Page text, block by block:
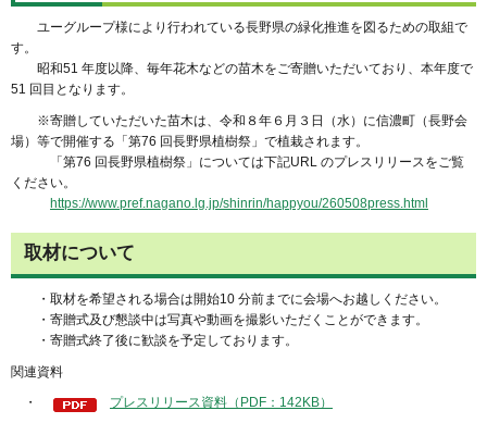
ユーグループ様により行われている長野県の緑化推進を図るための取組で
す。
昭和51 年度以降、毎年花木などの苗木をご寄贈いただいており、本年度で
51 回目となります。
※寄贈していただいた苗木は、令和８年６月３日（水）に信濃町（長野会
場）等で開催する「第76 回長野県植樹祭」で植栽されます。
「第76 回長野県植樹祭」については下記URL のプレスリリースをご覧
ください。
https://www.pref.nagano.lg.jp/shinrin/happyou/260508press.html
取材について
・取材を希望される場合は開始10 分前までに会場へお越しください。
・寄贈式及び懇談中は写真や動画を撮影いただくことができます。
・寄贈式終了後に歓談を予定しております。
関連資料
・ プレスリリース資料（PDF：142KB）